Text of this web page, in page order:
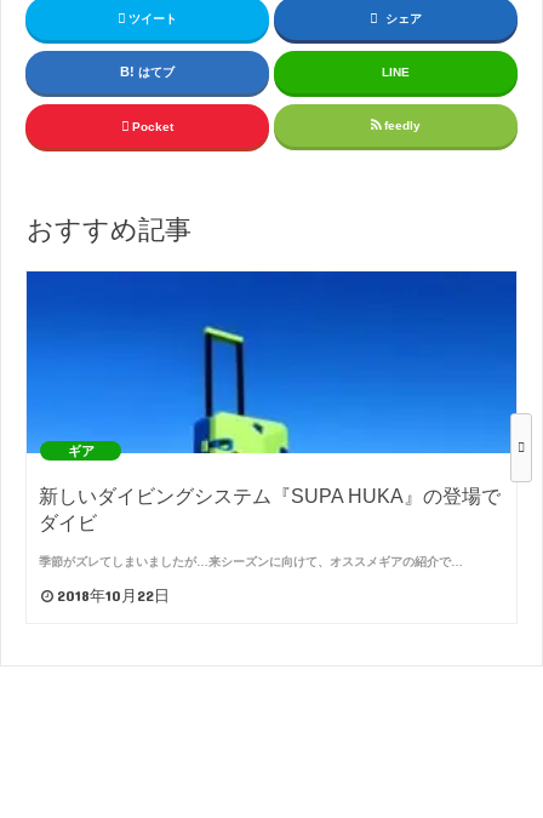
ツイート シェア
はてブ LINE
Pocket feedly
おすすめ記事
ギア
新しいダイビングシステム『SUPA HUKA』の登場で
ダイビ
季節がズレてしまいましたが…来シーズンに向けて、オススメギアの紹介で…
2018年10月22日